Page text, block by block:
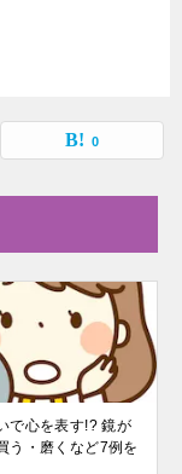
0
で心を表す!? 鏡が
う・磨くなど7例を